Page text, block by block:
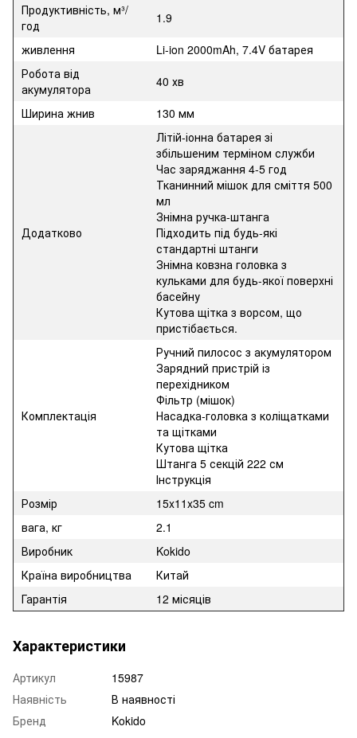
Продуктивність, м³/
год
1.9
живлення
Li-ion 2000mAh, 7.4V батарея
Робота від
акумулятора
40 хв
Ширина жнив
130 мм
Додатково
Літій-іонна батарея зі
збільшеним терміном служби
Час заряджання 4-5 год
Тканинний мішок для сміття 500
мл
Знімна ручка-штанга
Підходить під будь-які
стандартні штанги
Знімна ковзна головка з
кульками для будь-якої поверхні
басейну
Кутова щітка з ворсом, що
пристібається.
Комплектація
Ручний пилосос з акумулятором
Зарядний пристрій із
перехідником
Фільтр (мішок)
Насадка-головка з коліщатками
та щітками
Кутова щітка
Штанга 5 секцій 222 см
Інструкція
Розмір
15x11x35 cm
вага, кг
2.1
Виробник
Kokido
Країна виробництва
Китай
Гарантія
12 місяців
Характеристики
Артикул
15987
Наявність
В наявності
Бренд
Kokido